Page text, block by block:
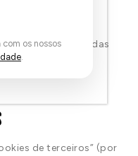
recolhidas
e não serão
de terceiros” (por
os nossos
.